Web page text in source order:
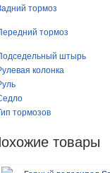
тормоз
тормоз
штырь
колонка
тормозов
товары